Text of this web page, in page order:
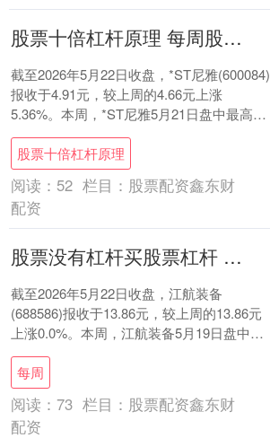
股票十倍杠杆原理 每周股票复盘：*ST尼雅（600084）2025年股东会全议案通过
截至2026年5月22日收盘，*ST尼雅(600084)
报收于4.91元，较上周的4.66元上涨
5.36%。本周，*ST尼雅5月21日盘中最高价
报5.18元。5....
股票十倍杠杆原理
阅读： 52 栏目： 股票配资鑫东财
配资
股票没有杠杆买股票杠杆 每周股票复盘：江航装备（688586）股东减持149.71万股触及1%刻度
截至2026年5月22日收盘，江航装备
(688586)报收于13.86元，较上周的13.86元
上涨0.0%。本周，江航装备5月19日盘中最
高价报15.1元。5月....
每周
阅读： 73 栏目： 股票配资鑫东财
配资